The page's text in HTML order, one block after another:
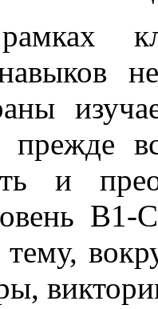
прежде
и
B1-